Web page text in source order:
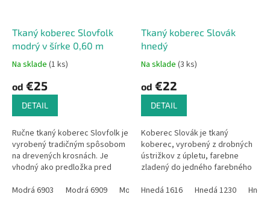
Tkaný koberec Slovfolk
modrý v šírke 0,60 m
Na sklade (1 ks)
od €25
DETAIL
Ručne tkaný koberec Slovfolk je
vyrobený tradičným spôsobom
na drevených krosnách. Je
vhodný ako predložka pred
ale dá sa použiť rôzne, podľa...
Modrá 6903 Modrá 6909 Modrá 6895 Modrá 7672 Modrá 6917
Tkaný koberec Slovák
hnedý
Na sklade (3 ks)
od €22
DETAIL
Koberec Slovák je tkaný
koberec, vyrobený z drobných
ústrižkov z úpletu, farebne
zladený do jedného farebného
prácu, povolená tolerancia v
Hnedá 1616 Hnedá 1230